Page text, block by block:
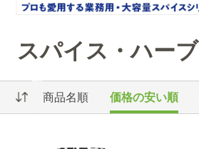
スパイス・ハーブ
商品名順 価格の安い順